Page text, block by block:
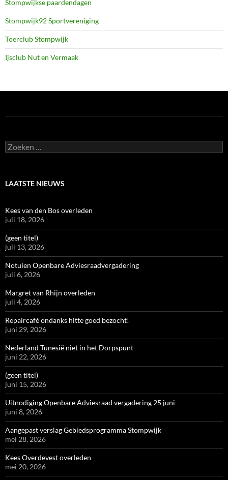
Stompwijkse paardendagen
Stompwijk92 Sportvereniging
Toerclub Stompwijk
Ijsclub Nut en Vermaak
Zoeken
naar:
LAATSTE NIEUWS
Kees van den Bos overleden
juli 18, 2026
(geen titel)
juli 13, 2026
Notulen Openbare Adviesraadvergadering
juli 6, 2026
Margret van Rhijn overleden
juli 4, 2026
Repaircafé ondanks hitte goed bezocht!
juni 29, 2026
Nederland Tunesië niet in het Dorpspunt
juni 22, 2026
(geen titel)
juni 15, 2026
Uitnodiging Openbare Adviesraad vergadering 25 juni
juni 8, 2026
Aangepast verslag Gebiedsprogramma Stompwijk
mei 28, 2026
Kees Overdevest overleden
mei 20, 2026